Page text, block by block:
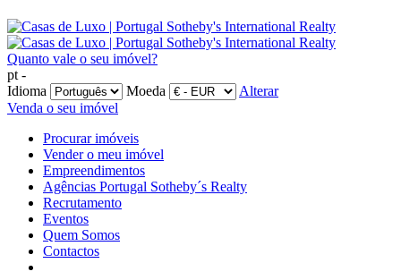
Quanto vale o seu imóvel?
pt -
Idioma
Moeda
Alterar
Venda o seu imóvel
Procurar imóveis
Vender o meu imóvel
Empreendimentos
Agências Portugal Sotheby´s Realty
Recrutamento
Eventos
Quem Somos
Contactos